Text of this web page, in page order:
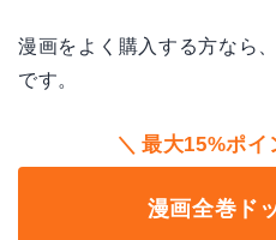
漫画をよく購入する方なら
です。
最大15%ポイ
漫画全巻ド